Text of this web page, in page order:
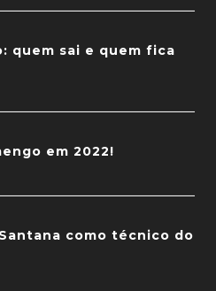
quem sai e quem fica
em 2022!
como técnico do